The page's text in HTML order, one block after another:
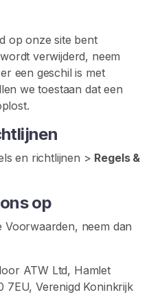
op onze site bent
verwijderd, neem
een geschil is met
we toestaan dat een
en richtlijnen > Regels &
op
neem dan
ATW Ltd, Hamlet
7EU, Verenigd Koninkrijk